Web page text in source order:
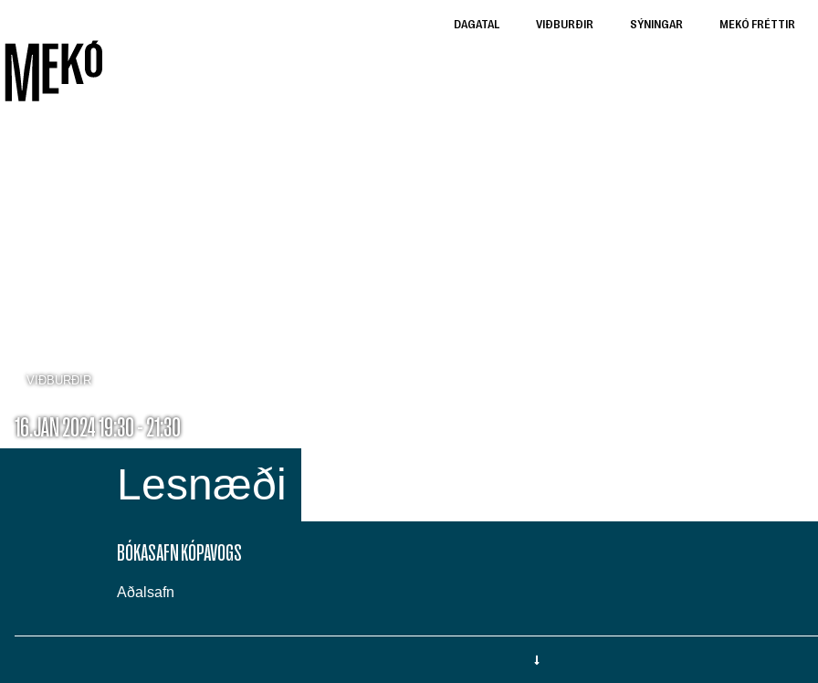
DAGATAL VIÐBURÐIR SÝNINGAR MEKÓ FRÉTTIR
VIÐBURÐIR
16.JAN 2024 19:30 - 21:30
Lesnæði
BÓKASAFN KÓPAVOGS
Aðalsafn